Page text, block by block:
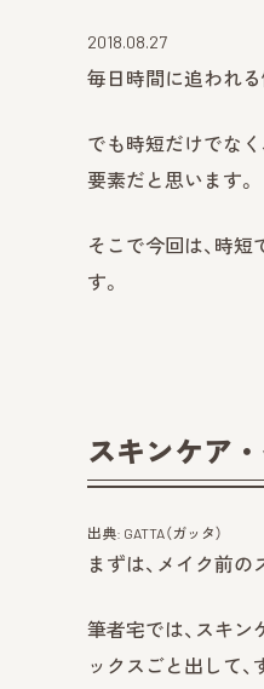
2018.08.27
毎日時間に追われ
でも時短だけでな
要素だと思います。
そこで今回は、時
す。
スキンケア
出典: GATTA（ガッタ）
まずは、メイク前
筆者宅では、スキン
ックスごと出して